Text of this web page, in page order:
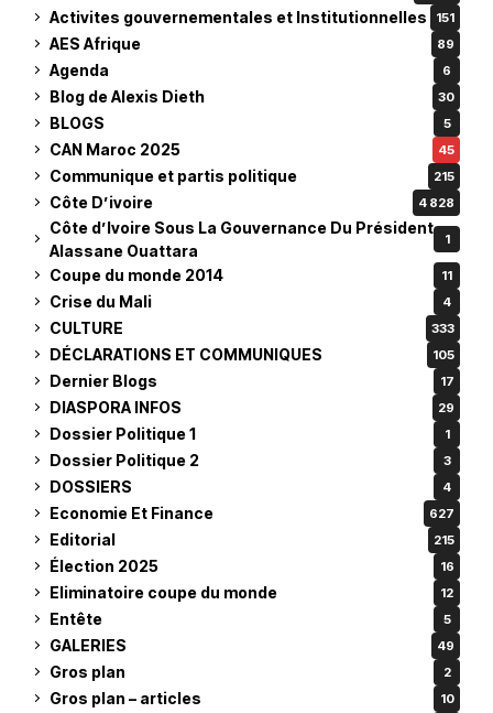
Activites gouvernementales et Institutionnelles 151
AES Afrique 89
Agenda 6
Blog de Alexis Dieth 30
BLOGS 5
CAN Maroc 2025 45
Communique et partis politique 215
Côte D’ivoire 4 828
Côte d’Ivoire Sous La Gouvernance Du Président
Alassane Ouattara
1
Coupe du monde 2014 11
Crise du Mali 4
CULTURE 333
DÉCLARATIONS ET COMMUNIQUES 105
Dernier Blogs 17
DIASPORA INFOS 29
Dossier Politique 1 1
Dossier Politique 2 3
DOSSIERS 4
Economie Et Finance 627
Editorial 215
Élection 2025 16
Eliminatoire coupe du monde 12
Entête 5
GALERIES 49
Gros plan 2
Gros plan – articles 10